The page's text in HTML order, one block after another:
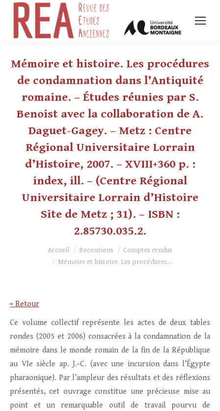
Mémoire et histoire. Les procédures
de condamnation dans l’Antiquité
romaine. – Études réunies par S.
Benoist avec la collaboration de A.
Daguet-Gagey. – Metz : Centre
Régional Universitaire Lorrain
d’Histoire, 2007. – XVIII+360 p. :
index, ill. – (Centre Régional
Universitaire Lorrain d’Histoire
Site de Metz ; 31). – ISBN :
2.85730.035.2.
Vous êtes ici :Accueil Recensions
Comptes rendus
Mémoire et histoire. Les procédures…
< Retour
Ce volume collectif représente les actes de deux tables
rondes (2005 et 2006) consacrées à la condamnation de la
mémoire dans le monde romain de la fin de la République
au VIe siècle ap. J.-C. (avec une incursion dans l’Égypte
pharaonique). Par l’ampleur des résultats et des réflexions
présentés, cet ouvrage constitue une précieuse mise au
point et un remarquable outil de travail pourvu de